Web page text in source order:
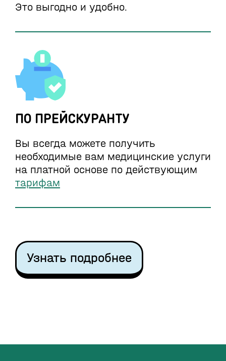
Это выгодно и удобно.
ПО ПРЕЙСКУРАНТУ
Вы всегда можете получить
необходимые вам медицинские услуги
на платной основе по действующим
тарифам
Узнать подробнее